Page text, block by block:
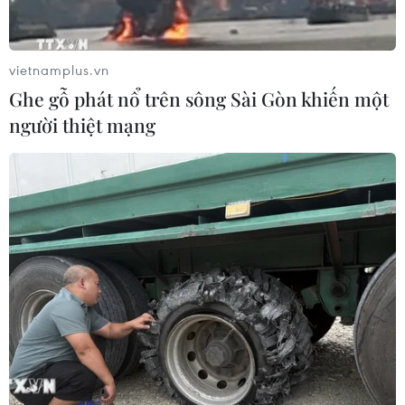
điều tiết hồ chứa thủy điện Lai Châu
07/08/2026 07:28
Di dời hộ dân bị ảnh hưởng bụi, mùi
khét, tiếng ồn từ Trung tâm Điện lực
Vĩnh Tân
07/08/2026 07:10
Hà Nội quyết liệt xử lý các "điểm
nghẽn" úng ngập, môi trường đô thị
07/08/2026 06:51
Kiểm soát rác thải từ nguồn - Giải
pháp bảo vệ kênh rạch TP Hồ Chí
vietnamplus.vn
Ghe gỗ phát nổ trên sông Sài Gòn khiến một
người thiệt mạng